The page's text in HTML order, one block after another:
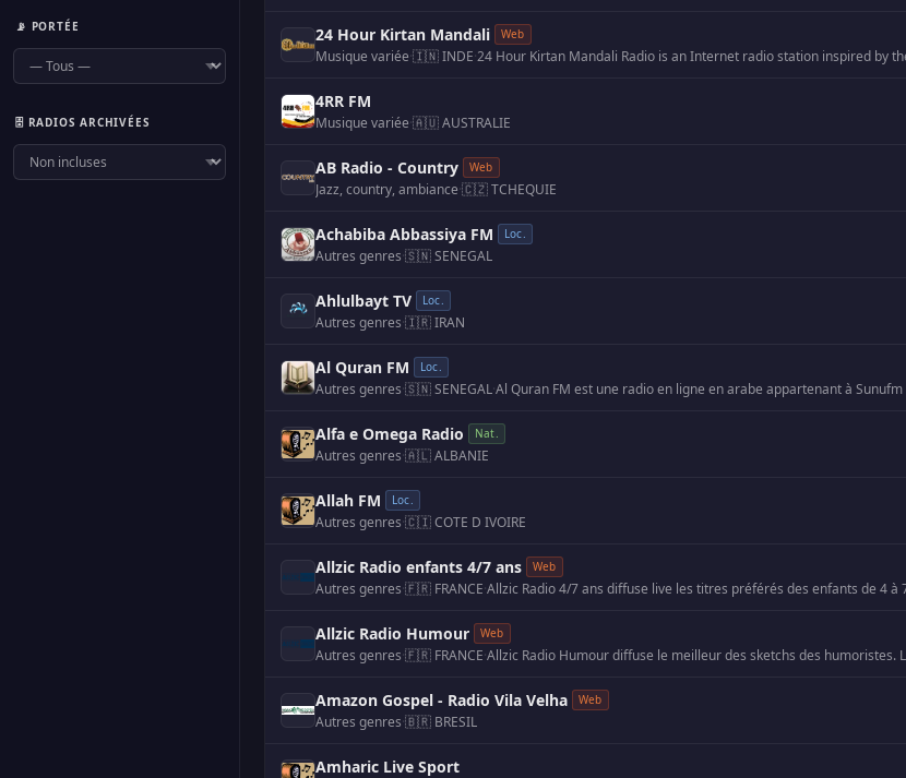
📡 PORTÉE
🗄️ RADIOS ARCHIVÉES
24 Hour Kirtan Mandali Web
Musique variée·🇮🇳 INDE·
4RR FM
Musique variée·🇦🇺 AUSTRALIE
AB Radio - Country Web
Jazz, country, ambiance·🇨🇿 TCHEQUIE
Achabiba Abbassiya FM Loc.
Autres genres·🇸🇳 SENEGAL
Ahlulbayt TV Loc.
Autres genres·🇮🇷 IRAN
Al Quran FM Loc.
Autres genres·🇸🇳 SENEGAL·
Alfa e Omega Radio Nat.
Autres genres·🇦🇱 ALBANIE
Allah FM Loc.
Autres genres·🇨🇮 COTE D IVOIRE
Allzic Radio enfants 4/7 ans Web
Autres genres·🇫🇷 FRANCE·
Allzic Radio Humour Web
Autres genres·🇫🇷 FRANCE·
Amazon Gospel - Radio Vila Velha Web
Autres genres·🇧🇷 BRESIL
Amharic Live Sport